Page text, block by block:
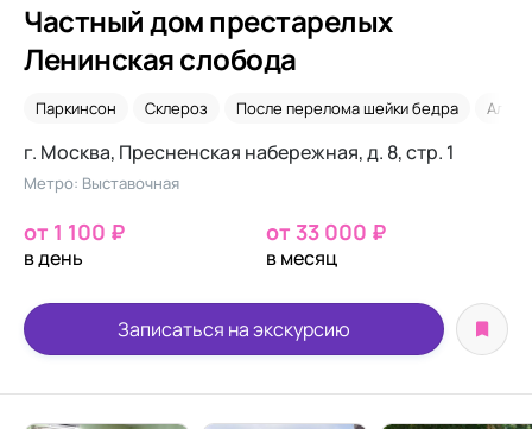
Частный дом престарелых
Ленинская слобода
Паркинсон Склероз После перелома шейки бедра
г. Москва, Пресненская набережная, д. 8, стр. 1
Метро: Выставочная
от 1 100 ₽
в день
от 33 000 ₽
в месяц
Записаться на экскурсию